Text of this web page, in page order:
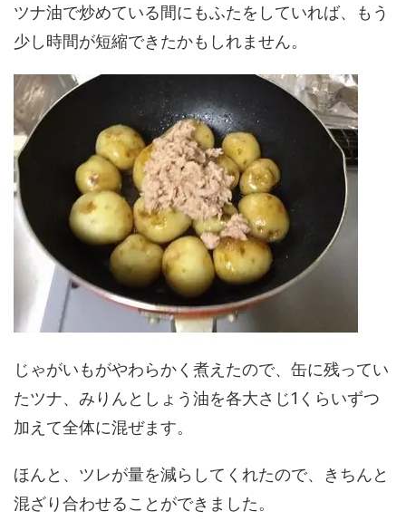
ツナ油で炒めている間にもふたをしていれば、もう
少し時間が短縮できたかもしれません。
じゃがいもがやわらかく煮えたので、缶に残ってい
たツナ、みりんとしょう油を各大さじ1くらいずつ
加えて全体に混ぜます。
ほんと、ツレが量を減らしてくれたので、きちんと
混ざり合わせることができました。